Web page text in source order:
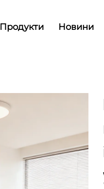
Продукти Новини